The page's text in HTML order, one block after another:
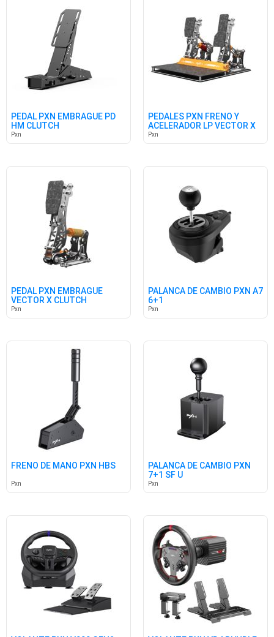
PEDAL PXN EMBRAGUE PD
HM CLUTCH
Pxn
PEDALES PXN FRENO Y
ACELERADOR LP VECTOR X
Pxn
PEDAL PXN EMBRAGUE
VECTOR X CLUTCH
Pxn
PALANCA DE CAMBIO PXN A7
6+1
Pxn
FRENO DE MANO PXN HBS
Pxn
PALANCA DE CAMBIO PXN
7+1 SF U
Pxn